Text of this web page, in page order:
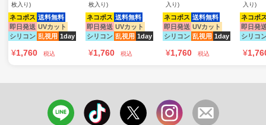
枚入り)
ネコポス 送料無料
即日発送 UVカット
シリコン 乱視用 1day
¥1,760 税込
枚入り)
ネコポス 送料無料
即日発送 UVカット
シリコン 乱視用 1day
¥1,760 税込
入り)
ネコポス 送料無料
即日発送 UVカット
シリコン 乱視用 1day
¥1,760 税込
入り)
ネコポ
即日発
シリコ
¥